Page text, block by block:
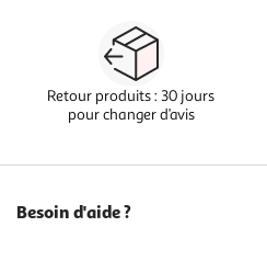
Retour produits : 30 jours
pour changer d’avis
Besoin d'aide ?